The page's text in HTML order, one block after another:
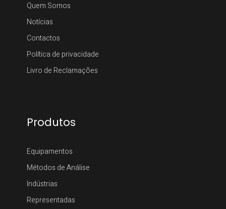
Quem Somos
Notícias
Contactos
Política de privacidade
Livro de Reclamações
Produtos
Equipamentos
Métodos de Análise
Indústrias
Representadas